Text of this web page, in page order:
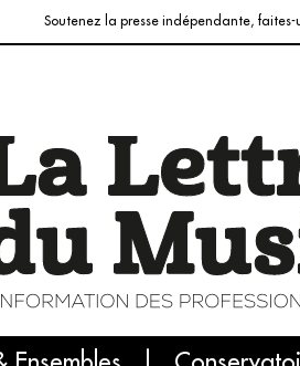
Soutenez la presse indépendante, faites-